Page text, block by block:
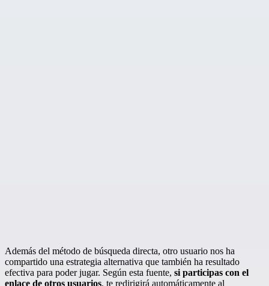
Además del método de búsqueda directa, otro usuario nos ha
compartido una estrategia alternativa que también ha resultado
efectiva para poder jugar. Según esta fuente, si participas con el
enlace de otros usuarios, te redirigirá automáticamente al